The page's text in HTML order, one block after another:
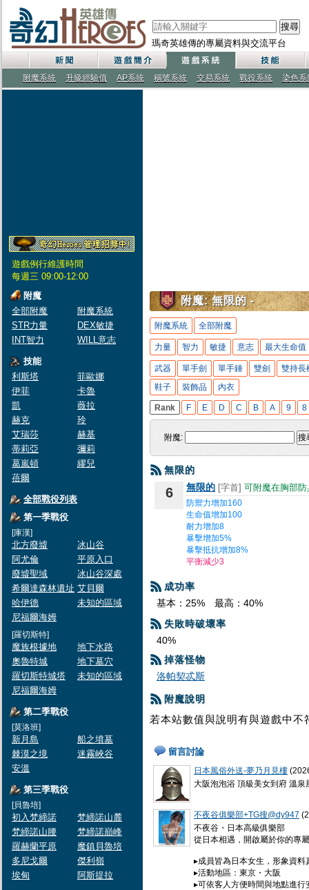
瑪奇英雄傳的專屬資料與交流平台
搜尋
附魔系統 升級經驗值 AP系統 稱號系統 交易系統 戰役系統 染色系
遊戲例行維護時間
每週三 09:00-12:00
附魔
全部附魔
附魔系統
STR力量
DEX敏捷
INT智力
WILL意志
技能
利斯塔
菲歐娜
伊菲
卡魯
凱
薇拉
赫克
玲
艾瑞莎
赫基
蒂莉亞
彌莉
葛嵐頓
繆兒
蓓爾
全部戰役列表
第一季戰役
[庫漢]
北方廢墟
冰山谷
阿尤倫
平原入口
廢墟聖域
冰山谷深處
希爾達森林遺址 艾貝爾
哈伊德
未知的區域
尼福爾海姆
[羅切斯特]
魔族根據地
地下水路
奧魯特城
地下墓穴
羅切斯特城塔
未知的區域
尼福爾海姆
第二季戰役
[莫洛班]
新月島
船之墳墓
棘漠之境
迷霧峽谷
安溫
第三季戰役
[貝魯培]
初入梵締諾
梵締諾山麓
梵締諾山腰
梵締諾巔峰
羅赫蘭平原
魔鎮貝魯培
多尼戈爾
傑利嶺
埃甸
阿斯提拉
附魔: 無限的 -
附魔系統 全部附魔
力量 智力 敏捷 意志 最大生命值
武器 單手劍 單手錘 雙劍
雙持長
鞋子
裝飾品 內衣
Rank F E D C B A 9 8
附魔: 搜
無限的
6 無限的 [字首] 可附魔在胸部防
防禦力增加160
生命值增加100
耐力增加8
暴擊增加5%
暴擊抵抗增加8%
平衡減少3
成功率
基本：25%
最高：40%
失敗時破壞率
40%
掉落怪物
洛帕契忒斯
附魔說明
若本站數值與說明有與遊戲中
留言討論
日本風俗外送-夢乃月見樓
大阪泡泡浴 頂級美女到府 溫
不夜谷俱樂部+TG搜@dy947
不夜谷・日本高級俱樂部
從日本相遇，開啟屬於你的專
▸成員皆為日本女生，形象資
▸活動地區：東京・大阪
▸可依客人方便時間與地點進行